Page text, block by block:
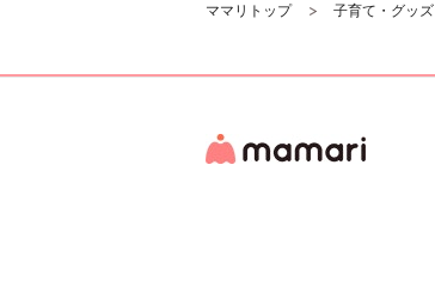
ママリトップ 子育て・グッズ